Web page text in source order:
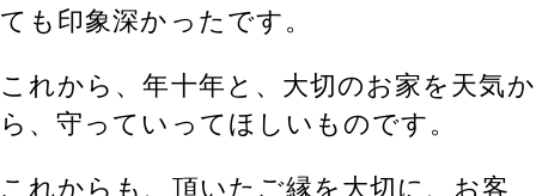
ても印象深かったです。
これから、年十年と、大切のお家を天気か
ら、守っていってほしいものです。
これからも、頂いたご縁を大切に、お客